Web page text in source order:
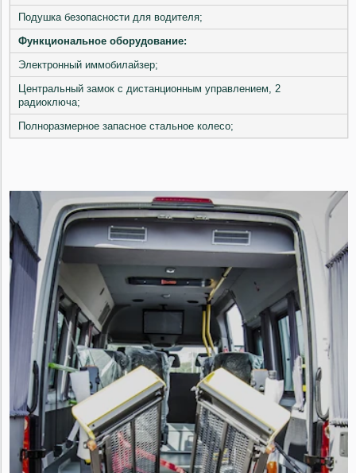
Подушка безопасности для водителя;
Функциональное оборудование:
Электронный иммобилайзер;
Центральный замок с дистанционным управлением, 2
радиоключа;
Полноразмерное запасное стальное колесо;